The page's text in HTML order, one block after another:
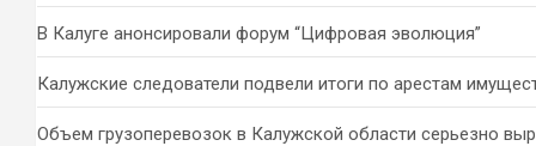
В Калуге анонсировали форум “Цифровая эволюция”
Калужские следователи подвели итоги по арестам
Объем грузоперевозок в Калужской области серьезно